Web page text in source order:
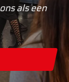
als een